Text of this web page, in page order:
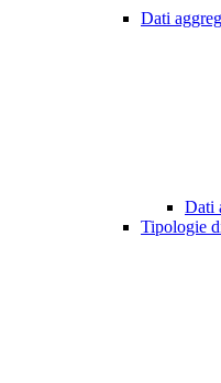
Dati
Dati
Tipologie